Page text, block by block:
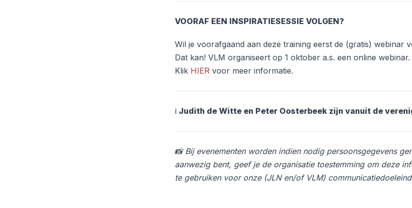
VOORAF EEN INSPIRATIESESSIE VOLGEN?
Wil je voorafgaand aan deze training eerst de (gratis) webinar
Dat kan! VLM organiseert op 1 oktober a.s. een online webinar.
Klik HIER voor meer informatie.
ℹ️ Judith de Witte en Peter Oosterbeek zijn vanuit de
📸 Bij evenementen worden indien nodig persoonsgegevens
aanwezig bent, geef je de organisatie toestemming om deze
te gebruiken voor onze (JLN en/of VLM)